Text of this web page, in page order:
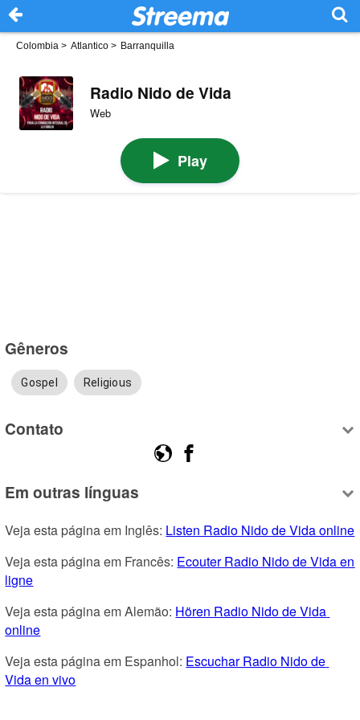
Colombia > Atlantico > Barranquilla
Radio Nido de Vida
Web
Play
Gêneros
Gospel Religious
Contato
Em outras línguas
Veja esta página em Inglês: Listen Radio Nido de Vida online
Veja esta página em Francês: Ecouter Radio Nido de Vida en
ligne
Veja esta página em Alemão: Hören Radio Nido de Vida
online
Veja esta página em Espanhol: Escuchar Radio Nido de
Vida en vivo